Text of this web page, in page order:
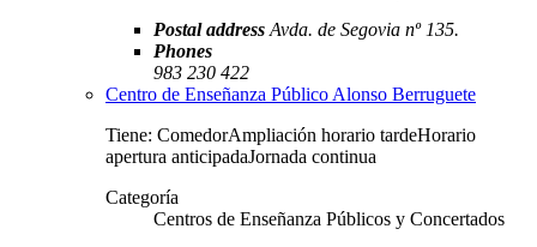
Postal address Avda. de Segovia nº 135.
Phones
983 230 422
Centro de Enseñanza Público Alonso Berruguete
Tiene: ComedorAmpliación horario tardeHorario
apertura anticipadaJornada continua
Categoría
Centros de Enseñanza Públicos y Concertados